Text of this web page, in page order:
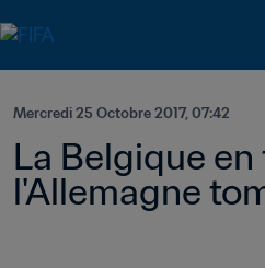
Mercredi 25 Octobre 2017, 07:42
La Belgique
l'Allemagne